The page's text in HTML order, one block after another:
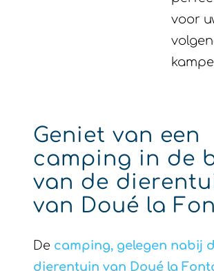
Geniet van een
van Doué la
camping, gelegen nabij
dierentuin van Doué la
biedt kampeerders vele
dierentuin is een ideale plek
leren over dieren en hun